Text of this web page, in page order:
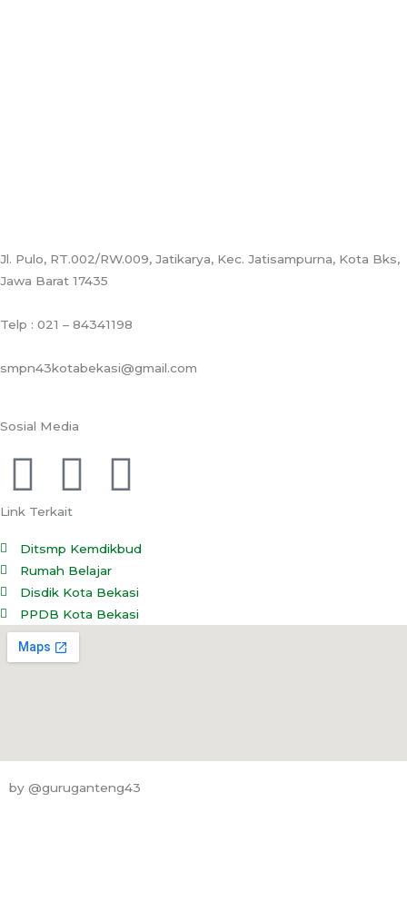
Jl. Pulo, RT.002/RW.009, Jatikarya, Kec. Jatisampurna, Kota Bks,
Jawa Barat 17435
Telp : 021 – 84341198
smpn43kotabekasi@gmail.com
Sosial Media
F
a
c
e
b
o
k
I
n
s
t
a
r
a
Y
u
t
e
Link Terkait
Ditsmp Kemdikbud
Rumah Belajar
Disdik Kota Bekasi
PPDB Kota Bekasi
by @guruganteng43